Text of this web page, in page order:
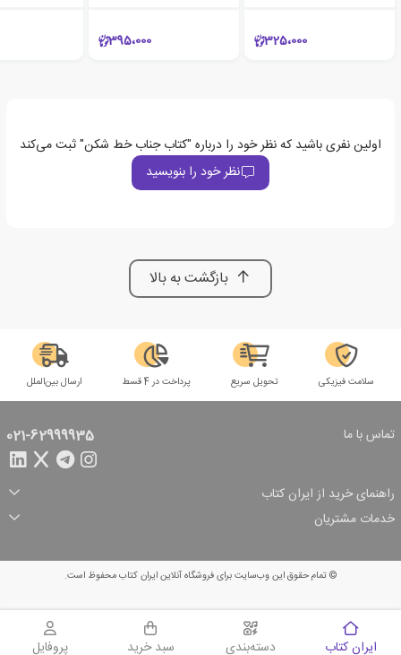
325،000 395،000
اولین نفری باشید که نظر خود را درباره "کتاب جناب خط شکن" ثبت می‌کند
نظر خود را بنویسید
بازگشت به بالا
سلامت فیزیکی تحویل سریع پرداخت در 4 قسط ارسال بین‌الملل
تماس با ما 021-62999935
راهنمای خرید از ایران کتاب
ثبت سفارش
شرایط ارسال سفارش
شیوه پرداخت
تخفیف‌های خرید
خدمات مشتریان
© تمام حقوق این وب‌سایت برای فروشگاه آنلاین ایران کتاب محفوظ است.
ایران کتاب دسته‌بندی
سبد خرید
سبد خرید پروفایل